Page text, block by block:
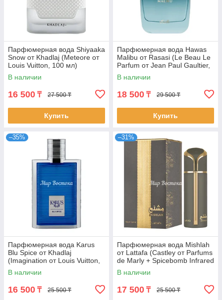
Парфюмерная вода Shiyaaka
Snow от Khadlaj (Meteore от
Louis Vuitton, 100 мл)
В наличии
16 500 ₸ 27 500 ₸
Купить
Парфюмерная вода Hawas
Malibu от Rasasi (Le Beau Le
Parfum от Jean Paul Gaultier,
100 мл)
В наличии
18 500 ₸ 29 500 ₸
Купить
–35%
Парфюмерная вода Karus
Blu Spice от Khadlaj
(Imagination от Louis Vuitton,
100 мл)
В наличии
16 500 ₸ 25 500 ₸
–31%
Парфюмерная вода Mishlah
от Lattafa (Castley от Parfums
de Marly + Spicebomb Infrared
от Viktor&Rolf, 100 мл)
В наличии
17 500 ₸ 25 500 ₸